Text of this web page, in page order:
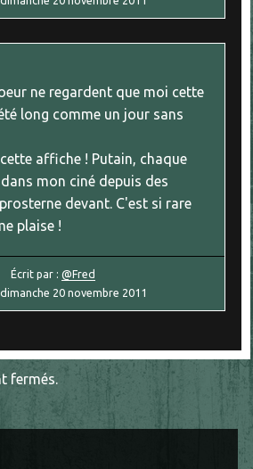
ne regardent que moi cette
long comme un jour sans
affiche ! Putain, chaque
mon ciné depuis des
devant. C'est si rare
plaise !
Écrit par :@Fred
dimanche 20 novembre 2011
fermés.